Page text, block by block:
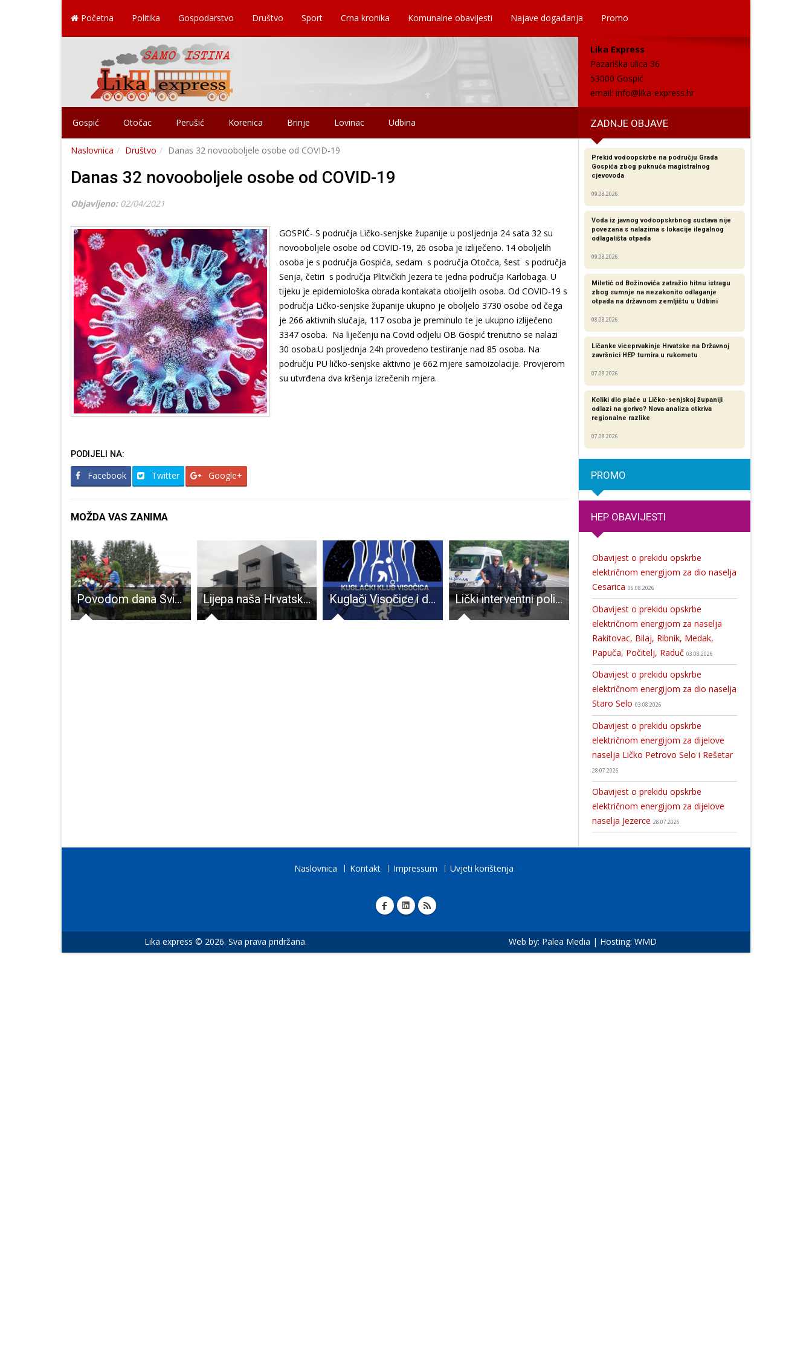
Početna Politika Gospodarstvo Društvo Sport Crna kronika Komunalne obavijesti Najave događanja Promo
Lika Express
Pazariška ulica 36
53000 Gospić
email: info@lika-express.hr
Gospić Otočac Perušić Korenica Brinje Lovinac Udbina ZADNJE OBJAVE
Naslovnica Društvo Danas 32 novooboljele osobe od COVID-19
Danas 32 novooboljele osobe od COVID-19
Objavljeno: 02/04/2021
GOSPIĆ- S područja Ličko-senjske županije u posljednja 24 sata 32 su
novooboljele osobe od COVID-19, 26 osoba je izliječeno. 14 oboljelih
osoba je s područja Gospića, sedam s područja Otočca, šest s područja
Senja, četiri s područja Plitvičkih Jezera te jedna područja Karlobaga. U
tijeku je epidemiološka obrada kontakata oboljelih osoba. Od COVID-19 s
područja Ličko-senjske županije ukupno je oboljelo 3730 osobe od čega
je 266 aktivnih slučaja, 117 osoba je preminulo te je ukupno izliječeno
3347 osoba. Na liječenju na Covid odjelu OB Gospić trenutno se nalazi
30 osoba.U posljednja 24h provedeno testiranje nad 85 osoba. Na
području PU ličko-senjske aktivno je 662 mjere samoizolacije. Provjerom
su utvrđena dva kršenja izrečenih mjera.
PODIJELI NA:
Facebook Twitter Google+
MOŽDA VAS ZANIMA
Povodom dana Svih Svetih sjećanje na poginule hrvatske branitelje, civilne žrtve Domovinskog rata i sve mrtve Lijepa naša Hrvatska. Croatia osiguranje u Gospiću, od vrha do dna Kuglači Visočice i dalje, zajedno s Vatrogascem, na vrhu ljestvice treće kuglačke lige, zapad Lički interventni policajci na Ličkoj Plješivici pronašli novčanik, a potom i vlasnika koji im se zahvalio Odličan prvi dan akcije darivanja krvi u Gospiću
Prekid vodoopskrbe na području Grada
Gospića zbog puknuća magistralnog
cjevovoda
09.08.2026
Voda iz javnog vodoopskrbnog sustava nije
povezana s nalazima s lokacije ilegalnog
odlagališta otpada
09.08.2026
Miletić od Božinovića zatražio hitnu istragu
zbog sumnje na nezakonito odlaganje
otpada na državnom zemljištu u Udbini
08.08.2026
Ličanke viceprvakinje Hrvatske na Državnoj
završnici HEP turnira u rukometu
07.08.2026
Koliki dio plaće u Ličko-senjskoj županiji
odlazi na gorivo? Nova analiza otkriva
regionalne razlike​
07.08.2026
PROMO
HEP OBAVIJESTI
Obavijest o prekidu opskrbe
električnom energijom za dio naselja
Cesarica 06.08.2026
Obavijest o prekidu opskrbe
električnom energijom za naselja
Rakitovac, Bilaj, Ribnik, Medak,
Papuča, Počitelj, Raduč 03.08.2026
Obavijest o prekidu opskrbe
električnom energijom za dio naselja
Staro Selo 03.08.2026
Obavijest o prekidu opskrbe
električnom energijom za dijelove
naselja Ličko Petrovo Selo i Rešetar
28.07.2026
Obavijest o prekidu opskrbe
električnom energijom za dijelove
naselja Jezerce 28.07.2026
Naslovnica Kontakt Impressum Uvjeti korištenja
Lika express © 2026. Sva prava pridržana. Web by: Palea Media | Hosting: WMD